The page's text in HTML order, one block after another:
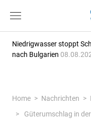
Niedrigwasser stoppt
nach Bulgarien
Home Nachrichten
Güterumschlag in